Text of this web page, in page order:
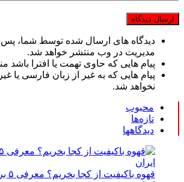
دیدگاه های ارسال شده توسط شما، پس
مدیریت در وب منتشر خواهد شد.
پیام هایی که حاوی تهمت یا افترا باشد
پیام هایی که به غیر از زبان فارسی یا
نخواهد شد.
محبوب
تازه‌ها
دیدگاهها